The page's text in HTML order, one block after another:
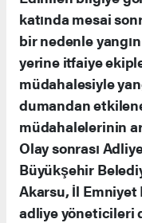
katında mesai
bir nedenle
yerine itfaiye
müdahalesiyle
dumandan
müdahalelerinin
Olay sonrası
Büyükşehir
Akarsu, İl
adliye yöneticileri